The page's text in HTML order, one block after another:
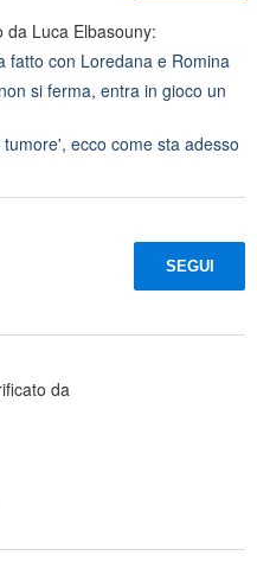
da Luca Elbasouny:
fatto con Loredana e Romina
si ferma, entra in gioco un
ecco come sta adesso
SEGUI
da